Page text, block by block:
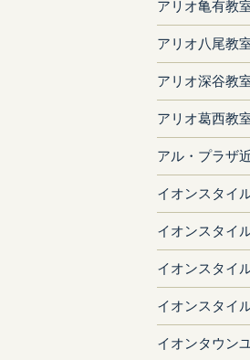
アリオ亀有教
アリオ八尾教
アリオ深谷教
アリオ葛西教
アル・プラザ
イオンスタイ
イオンスタイ
イオンスタイ
イオンスタイ
イオンタウン